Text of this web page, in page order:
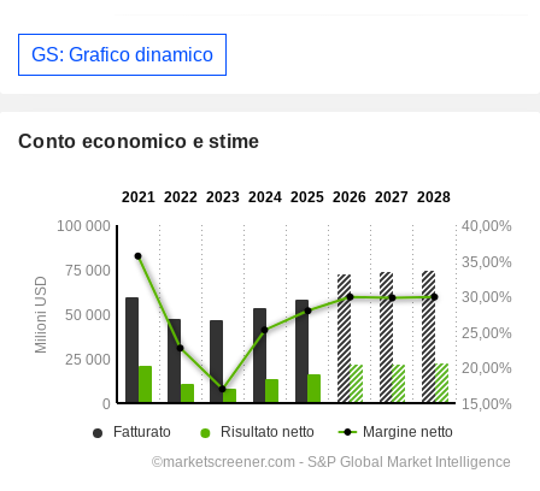
GS: Grafico dinamico
Conto economico e stime